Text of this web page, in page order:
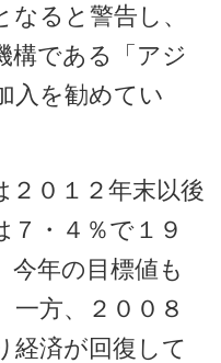
ると警告し、
構である「アジ
入を勧めてい
０１２年末以後
７・４％で１９
今年の目標値も
一方、２００８
経済が回復して